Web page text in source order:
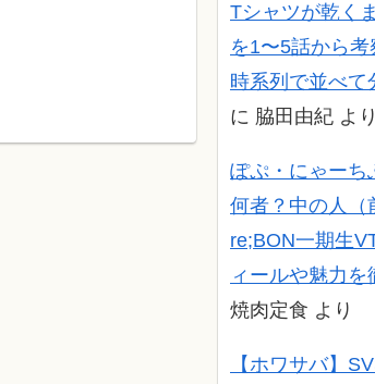
Tシャツが乾く
を1〜5話から
時系列で並べて
に 脇田由紀 より
ぽぷ・にゃーち
何者？中の人（
re;BON一期生
ィールや魅力を
焼肉定食 より
【ホワサバ】